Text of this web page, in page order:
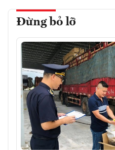
Đừng bỏ lỡ